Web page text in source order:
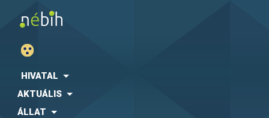
HIVATAL
AKTUÁLIS
ÁLLAT